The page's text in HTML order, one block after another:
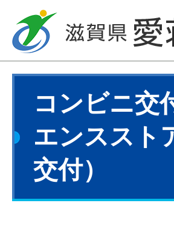
コンビニ交
エンススト
交付）